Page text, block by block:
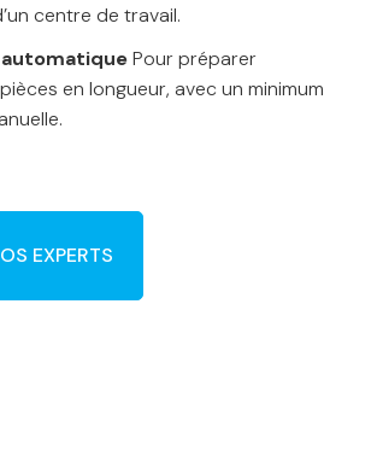
centre de travail.
Pour préparer
en longueur, avec un minimum
EXPERTS